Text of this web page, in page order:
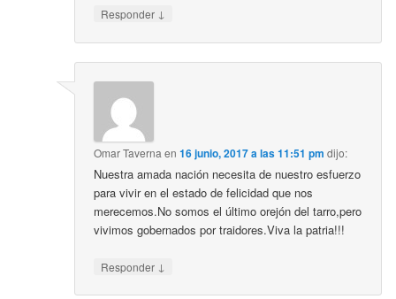
Responder ↓
Omar Taverna en16 junio, 2017 a las 11:51 pm dijo:
Nuestra amada nación necesita de nuestro esfuerzo
para vivir en el estado de felicidad que nos
merecemos.No somos el último orejón del tarro,pero
vivimos gobernados por traidores.Viva la patria!!!
Responder ↓